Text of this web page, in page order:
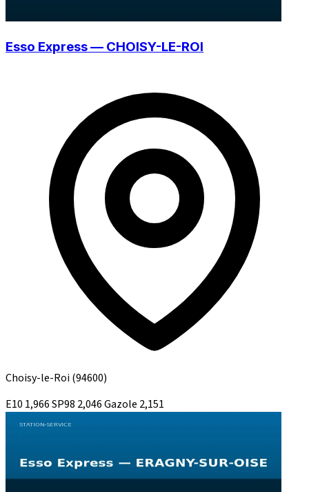
Esso Express — CHOISY-LE-ROI
Choisy-le-Roi(94600)
E10 1,966SP98 2,046Gazole 2,151